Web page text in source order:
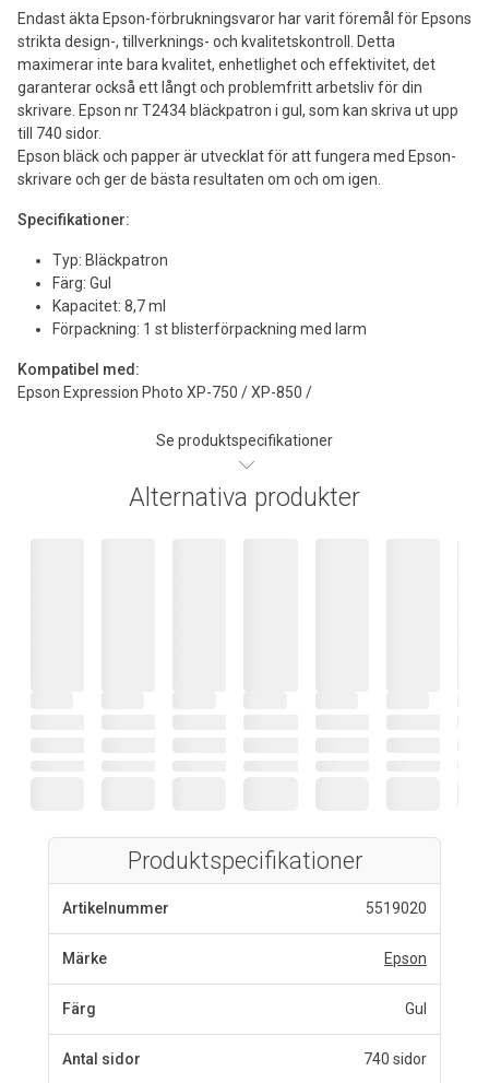
Endast äkta Epson-förbrukningsvaror har varit föremål för Epsons
strikta design-, tillverknings- och kvalitetskontroll. Detta
maximerar inte bara kvalitet, enhetlighet och effektivitet, det
garanterar också ett långt och problemfritt arbetsliv för din
skrivare. Epson nr T2434 bläckpatron i gul, som kan skriva ut upp
till 740 sidor.
Epson bläck och papper är utvecklat för att fungera med Epson-
skrivare och ger de bästa resultaten om och om igen.
Specifikationer:
Typ: Bläckpatron
Färg: Gul
Kapacitet: 8,7 ml
Förpackning: 1 st blisterförpackning med larm
Kompatibel med:
Epson Expression Photo XP-750 / XP-850 /
Se produktspecifikationer
Alternativa produkter
Produktspecifikationer
Artikelnummer 5519020
Märke Epson
Färg Gul
Antal sidor 740 sidor